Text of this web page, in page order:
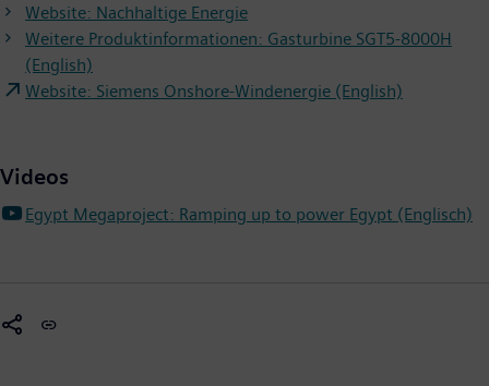
Website: Nachhaltige Energie
Weitere Produktinformationen: Gasturbine SGT5-8000H
(English)
Website: Siemens Onshore-Windenergie (English)
Videos
Egypt Megaproject: Ramping up to power Egypt (Englisch)